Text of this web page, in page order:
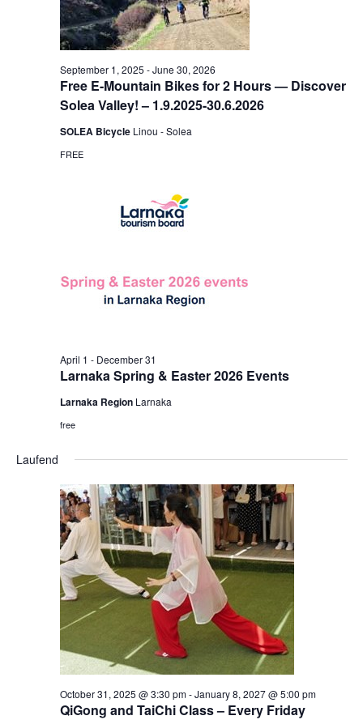
Free E-Mountain Bikes for 2 Hours — Discover
Solea Valley! – 1.9.2025-30.6.2026
September 1, 2025 -June 30, 2026
SOLEA Bicycle Linou - Solea
FREE
Larnaka Spring & Easter 2026 Events
April 1 - December 31
Larnaka Region Larnaka
free
Laufend
QiGong and TaiChi Class – Every Friday
October 31, 2025 @ 3:30 pm-January 8, 2027 @ 5:00 pm